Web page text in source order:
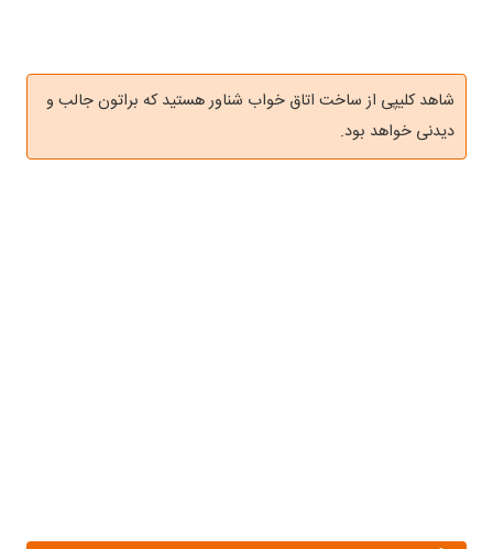
شاهد کلیپی از ساخت اتاق خواب شناور هستید که براتون جالب و
دیدنی خواهد بود.